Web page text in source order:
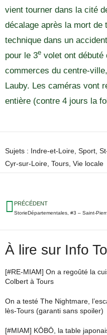
vient tourner dans la cité
décalage après la mort de
technique dans un
pour le 3e volet ont débuté
commerces du centre-
Lauby. Les caméras vont
entière (contre 4 jours la
Sujets : Indre-et-Loire Sport
Cyr-sur-Loire Tours Vie locale
PRÉCÉDENT
StorieDépartementales,
À lire sur Info
[#RE-MIAM] On a regoûté la
Colbert à Tours
On a testé The Nightmare,
lès-Tours (garanti sans spoiler)
[#MIAM] KŌBŌ, la table